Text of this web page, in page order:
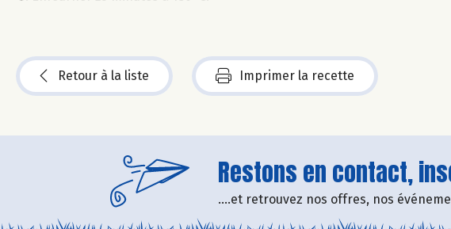
Retour à la liste Imprimer la recette
Restons en contact,
....et retrouvez nos offres, nos